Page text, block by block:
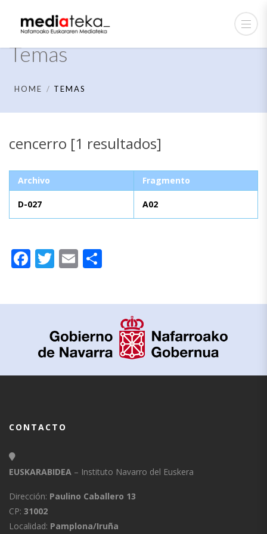
Temas
HOME TEMAS
cencerro [1 resultados]
Archivo Fragmento
D-027 A02
Facebook
Twitter
Email
CONTACTO
EUSKARABIDEA – Instituto Navarro del Euskera
Dirección: Paulino Caballero 13
CP: 31002
Localidad: Pamplona/Iruña